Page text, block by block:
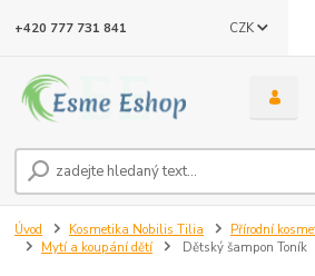
CZK
+420 777 731 841
Úvod Kosmetika Nobilis Tilia
Přírodní
Mytí a koupání dětí
Dětský šampon Toník